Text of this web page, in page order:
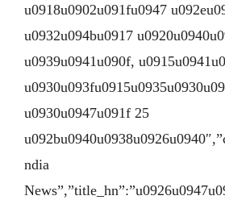
u0918u0902u091fu0947
u0932u094bu0917
u0939u0941u090f,
u0930u0947u091f 25
ndia